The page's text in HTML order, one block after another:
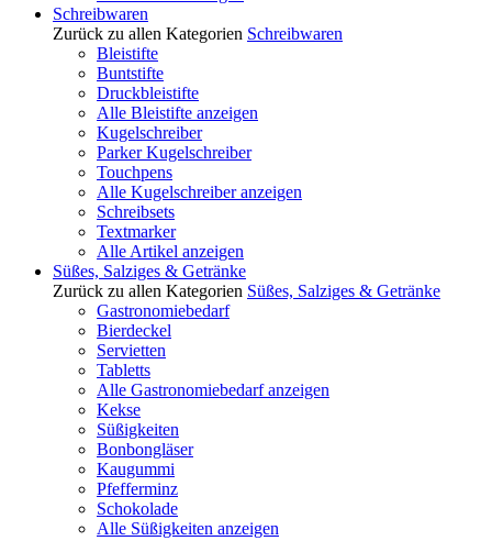
Schreibwaren
Zurück zu allen Kategorien Schreibwaren
Bleistifte
Buntstifte
Druckbleistifte
Alle Bleistifte anzeigen
Kugelschreiber
Parker Kugelschreiber
Touchpens
Alle Kugelschreiber anzeigen
Schreibsets
Textmarker
Alle Artikel anzeigen
Süßes, Salziges & Getränke
Zurück zu allen Kategorien Süßes, Salziges & Getränke
Gastronomiebedarf
Bierdeckel
Servietten
Tabletts
Alle Gastronomiebedarf anzeigen
Kekse
Süßigkeiten
Bonbongläser
Kaugummi
Pfefferminz
Schokolade
Alle Süßigkeiten anzeigen